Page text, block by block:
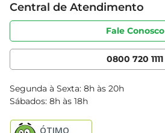
Sobre privacidade
Portal do fornecedor
Cencosud Media
Produtos Bretas
Código de ética
Serviços
Clube Bretas
Blog Bretas
Black Friday
Central de Atendimento
Fale Conosco
0800 720 1111
Segunda à Sexta: 8h às 20h
Sábados: 8h às 18h